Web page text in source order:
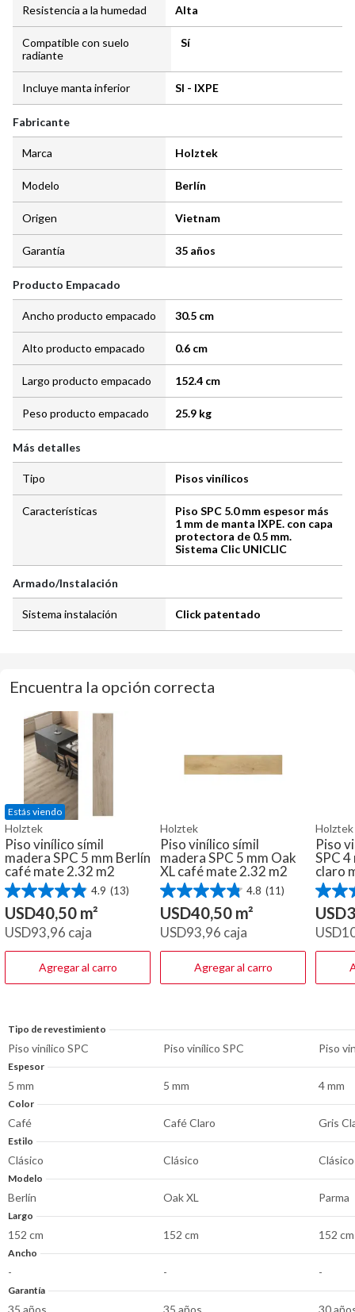
Resistencia a la humedad Alta
Compatible con suelo
radiante
Sí
Incluye manta inferior SI - IXPE
Fabricante
Marca Holztek
Modelo Berlín
Origen Vietnam
Garantía 35 años
Producto Empacado
Ancho producto empacado 30.5 cm
Alto producto empacado 0.6 cm
Largo producto empacado 152.4 cm
Peso producto empacado 25.9 kg
Más detalles
Tipo Pisos vinílicos
Características
Piso SPC 5.0 mm espesor más
1 mm de manta IXPE. con capa
protectora de 0.5 mm.
Sistema Clic UNICLIC
Armado/Instalación
Sistema instalación Click patentado
Encuentra la opción correcta
Estás viendo
Holztek
Piso vinílico símil
madera SPC 5 mm Berlín
café mate 2.32 m2
4.9 (13)
4.9
de
5
estrellas.
13
reseñas
USD40,50 m²
USD93,96 caja
Agregar al carro
Holztek
Piso vinílico símil
madera SPC 5 mm Oak
XL café mate 2.32 m2
4.8 (11)
4.8
de
5
estrellas.
11
reseñas
USD40,50 m²
USD93,96 caja
Agregar al carro
Holztek
Piso
SPC
claro
5.0
de
5
10
USD
USD
Tipo de revestimiento
Piso vinílico SPC Piso vinílico SPC Piso
Espesor
5 mm 5 mm 4 mm
Color
Café Café Claro Gris
Estilo
Clásico Clásico Clásico
Modelo
Berlín Oak XL Parma
Largo
152 cm 152 cm 152 cm
Ancho
- - -
Garantía